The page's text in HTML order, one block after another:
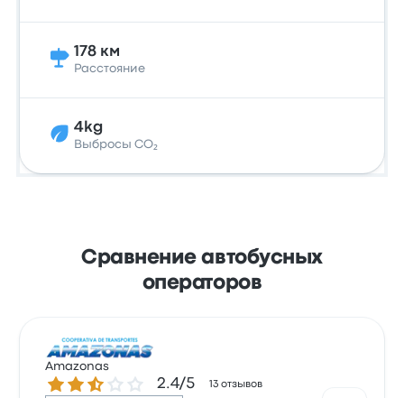
178 км
Расстояние
4kg
Выбросы CO₂
Сравнение автобусных
операторов
Amazonas
Количество звезд: 2.4 из 5
2.4/5 13 отзывов